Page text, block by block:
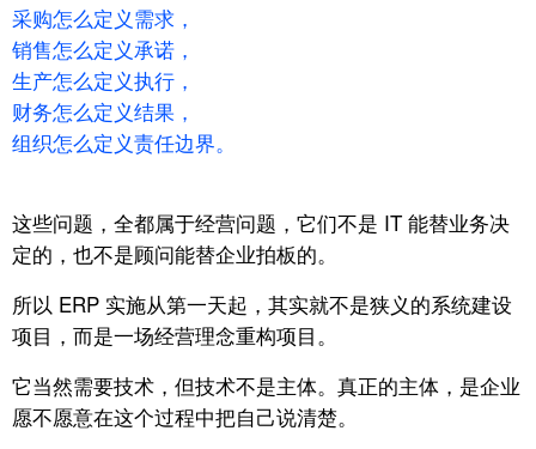
采购怎么定义需求，
销售怎么定义承诺，
生产怎么定义执行，
财务怎么定义结果，
组织怎么定义责任边界。
这些问题，全都属于经营问题，它们不是 IT 能替业务决
定的， 也不是顾问能替企业拍板的。
所以 ERP 实施从第一天起， 其实就不是狭义的系统建设
项目， 而是一场经营理念重构项目。
它当然需要技术， 但技术不是主体。 真正的主体，是企业
愿不愿意在这个过程中把自己说清楚。